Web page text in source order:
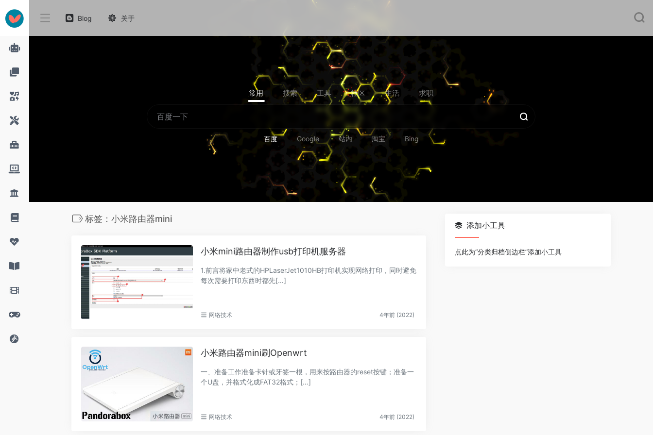
Blog 关于
常用 搜索 工具 社区 生活 求职
百度 Google 站内 淘宝 Bing
标签：小米路由器mini
小米mini路由器制作usb打印机服务器
1.前言将家中老式的HPLaserJet1010HB打印机实现网络打印，同时避免
每次需要打印东西时都先[…]
网络技术 4年前 (2022)
小米路由器mini刷Openwrt
一、准备工作准备卡针或牙签一根，用来按路由器的reset按键；准备一
个U盘，并格式化成FAT32格式；[…]
网络技术 4年前 (2022)
添加小工具
点此为“分类归档侧边栏”添加小工具